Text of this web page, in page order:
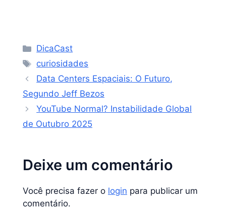
Categorias
DicaCast
Tags
curiosidades
Data Centers Espaciais: O Futuro,
Segundo Jeff Bezos
YouTube Normal? Instabilidade Global
de Outubro 2025
Deixe um comentário
Você precisa fazer o login para publicar um
comentário.